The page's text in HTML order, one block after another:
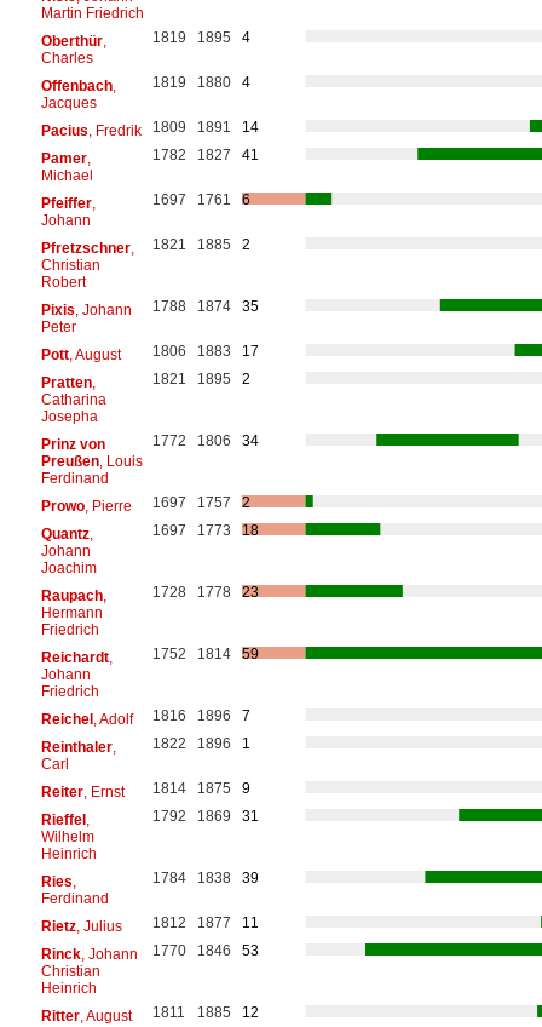
Martin Friedrich
Oberthür,
Charles
1819 1895 4
Offenbach,
Jacques
1819 1880 4
Pacius , Fredrik 1809 1891
14
Pamer,
Michael
1782 1827 41
Pfeiffer,
Johann
1697 1761 6
Pfretzschner,
Christian
Robert
1821 1885 2
Pixis , Johann
Peter
1788 1874 35
Pott, August 1806 1883
17
Pratten,
Catharina
Josepha
1821 1895 2
Prinz von
Preußen, Louis
Ferdinand
1772 1806 34
Prowo, Pierre 1697 1757
2
Quantz,
Johann
Joachim
1697 1773 18
Raupach,
Hermann
Friedrich
1728 1778 23
Reichardt,
Johann
Friedrich
1752 1814 59
Reichel, Adolf 1816 1896
7
Reinthaler,
Carl
1822 1896 1
Reiter, Ernst 1814 1875
9
Rieffel,
Wilhelm
Heinrich
1792 1869 31
Ries
Ferdinand
1784 1838 39
Rietz, Julius 1812 1877
11
Rinck, Johann
Christian
Heinrich
1770 1846 53
Ritter, August
1811 1885 12